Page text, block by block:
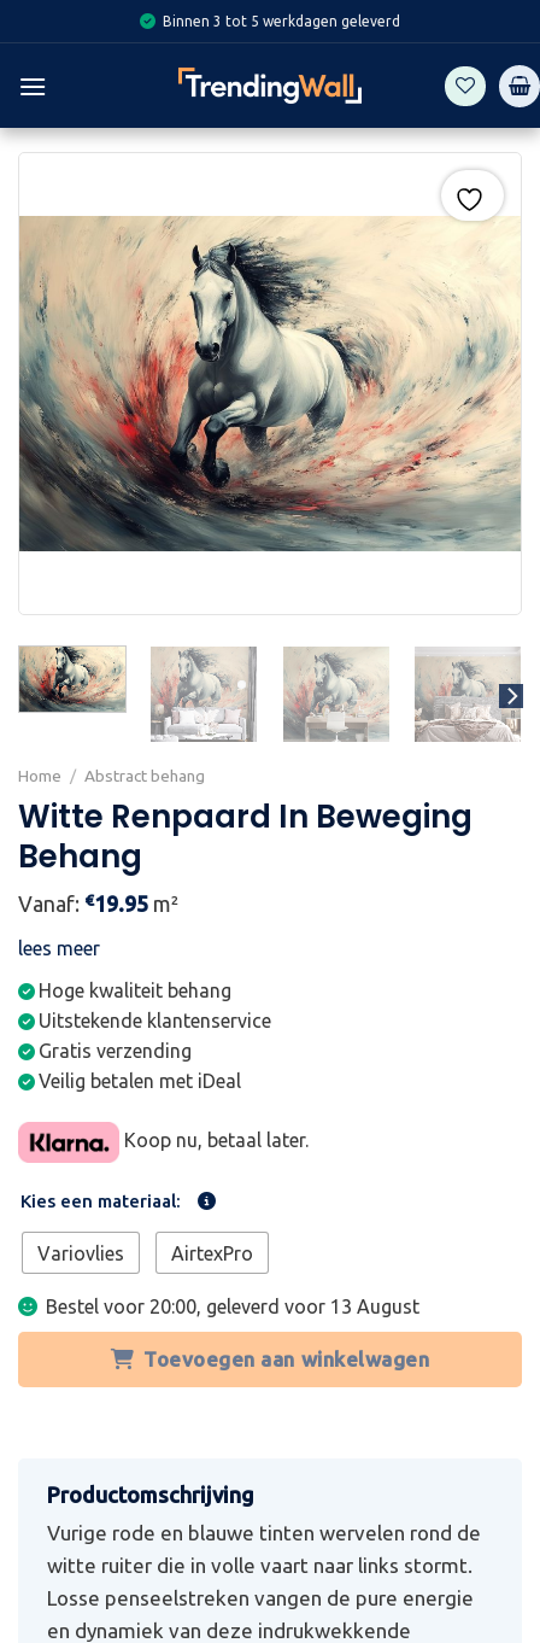
to
content
Binnen 3 tot 5 werkdagen geleverd
Home / Abstract behang
Witte Renpaard In Beweging
Behang
Vanaf: €19.95 m²
lees meer
Hoge kwaliteit behang
Uitstekende klantenservice
Gratis verzending
Veilig betalen met iDeal
Koop nu, betaal later.
Kies een materiaal:
Variovlies AirtexPro
Bestel voor 20:00, geleverd voor 13 August
Toevoegen aan winkelwagen
Vurige rode en blauwe tinten wervelen rond de
witte ruiter die in volle vaart naar links stormt.
Losse penseelstreken vangen de pure energie
en dynamiek van deze indrukwekkende